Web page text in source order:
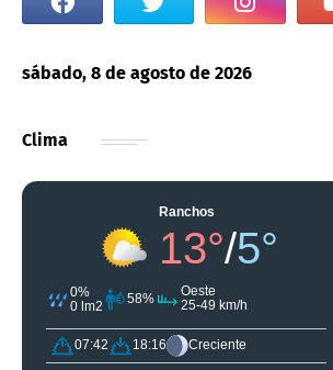
sábado, 8 de agosto de 2026
Clima